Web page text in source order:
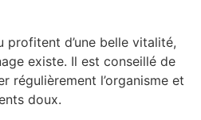
profitent d’une belle vitalité,
existe. Il est conseillé de
régulièrement l’organisme et
doux.